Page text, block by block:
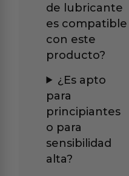
de lubricante
es compatible
con este
producto?
¿Es apto
para
principiantes
o para
sensibilidad
alta?